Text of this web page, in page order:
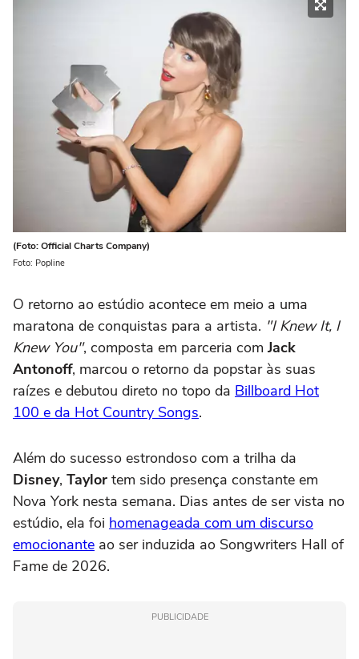
(Foto: Official Charts Company)
Foto: Popline
O retorno ao estúdio acontece em meio a uma
maratona de conquistas para a artista. "I Knew It, I
Knew You", composta em parceria com Jack
Antonoff, marcou o retorno da popstar às suas
raízes e debutou direto no topo da Billboard Hot
100 e da Hot Country Songs.
Além do sucesso estrondoso com a trilha da
Disney, Taylor tem sido presença constante em
Nova York nesta semana. Dias antes de ser vista no
estúdio, ela foi homenageada com um discurso
emocionante ao ser induzida ao Songwriters Hall of
Fame de 2026.
PUBLICIDADE